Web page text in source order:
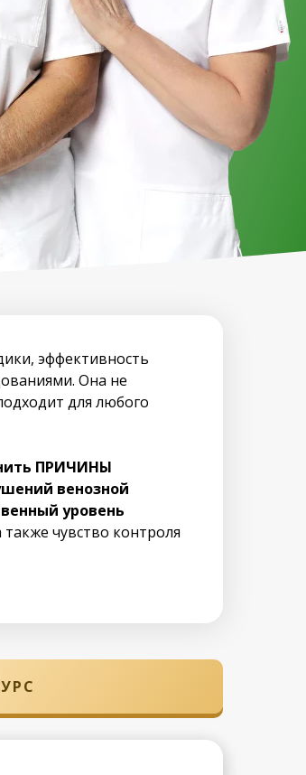
эффективность
Она не
для любого
ПРИЧИНЫ
венозной
уровень
чувство контроля